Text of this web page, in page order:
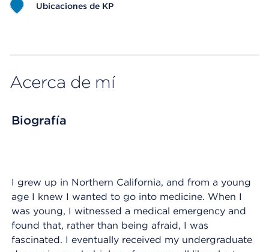
Ubicaciones de KP
Acerca de mí
Biografía
I grew up in Northern California, and from a young
age I knew I wanted to go into medicine. When I
was young, I witnessed a medical emergency and
found that, rather than being afraid, I was
fascinated. I eventually received my undergraduate